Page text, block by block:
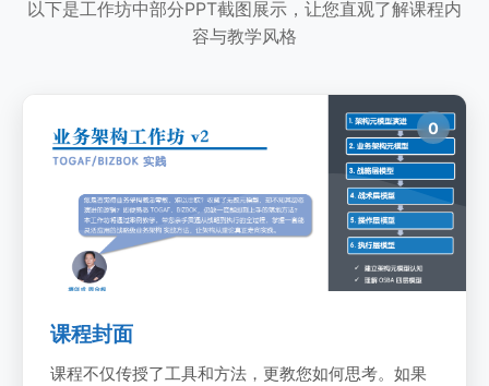
以下是工作坊中部分PPT截图展示，让您直观了解课程内
容与教学风格
0
课程封面
课程不仅传授了工具和方法，更教您如何思考。如果